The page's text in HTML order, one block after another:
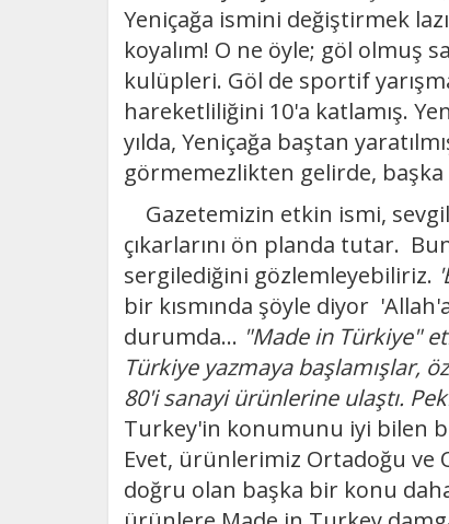
Yeniçağa ismini değiştirmek
koyalım! O ne öyle; göl olmuş
kulüpleri. Göl de sportif
hareketliliğini 10'a katlamış.
yılda, Yeniçağa baştan
görmemezlikten gelirde,
Gazetemizin etkin ismi,
çıkarlarını ön planda tutar.
sergilediğini gözlemleyebiliriz.
bir kısmında şöyle diyor
durumda... "Made in Türkiye"
Türkiye yazmaya başlamışlar,
80'i sanayi ürünlerine ulaştı.
Turkey'in konumunu iyi bilen
Evet, ürünlerimiz Ortadoğu ve
doğru olan başka bir konu